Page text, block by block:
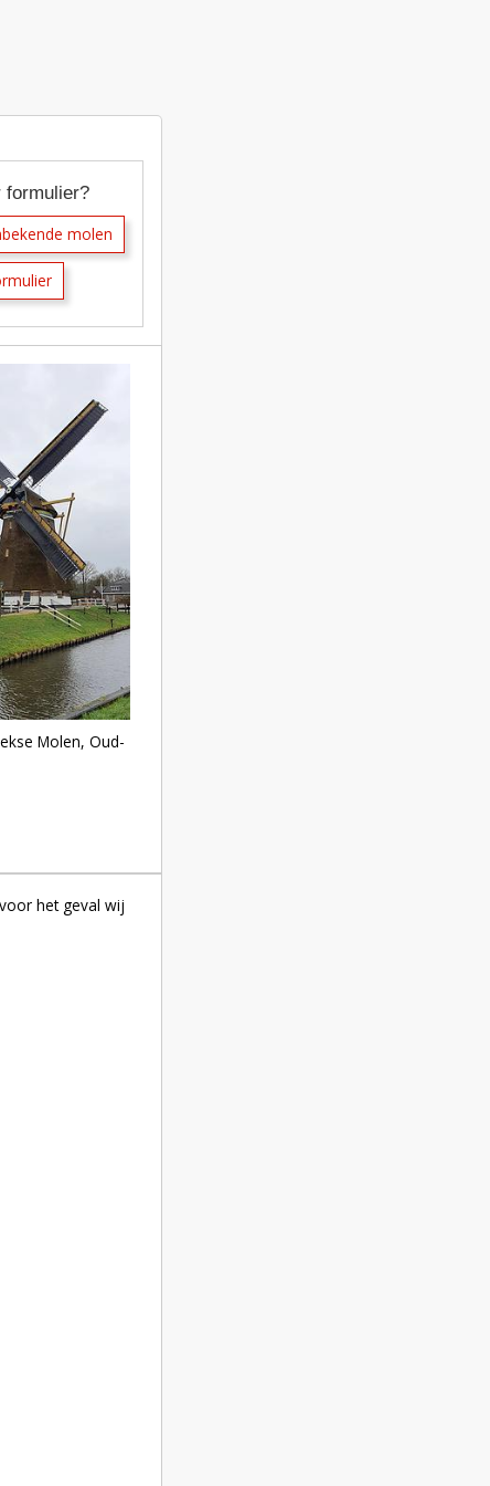
formulier?
molen
Molen, Oud-
het geval wij